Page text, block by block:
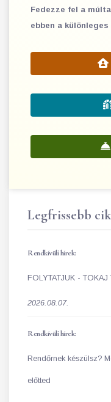
Fedezze fel a
ebben a
Legfrissebb
Rendkívüli hírek:
FOLYTATJUK -
2026.08.07.
Rendkívüli hírek:
Rendőrnek készülsz?
előtted